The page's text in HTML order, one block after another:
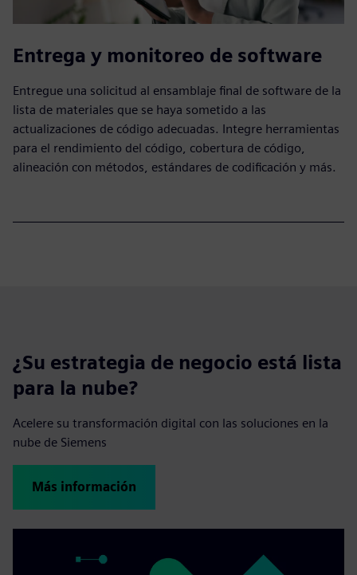
Entrega y monitoreo de software
Entregue una solicitud al ensamblaje final de software de la
lista de materiales que se haya sometido a las
actualizaciones de código adecuadas. Integre herramientas
para el rendimiento del código, cobertura de código,
alineación con métodos, estándares de codificación y más.
¿Su estrategia de negocio está lista
para la nube?
Acelere su transformación digital con las soluciones en la
nube de Siemens
Más información